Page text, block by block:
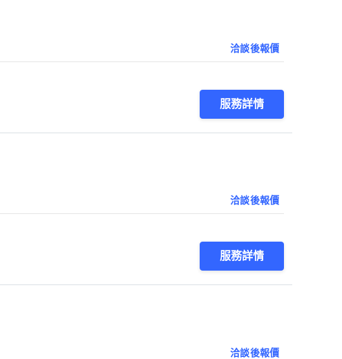
洽談後報價
服務詳情
洽談後報價
服務詳情
洽談後報價